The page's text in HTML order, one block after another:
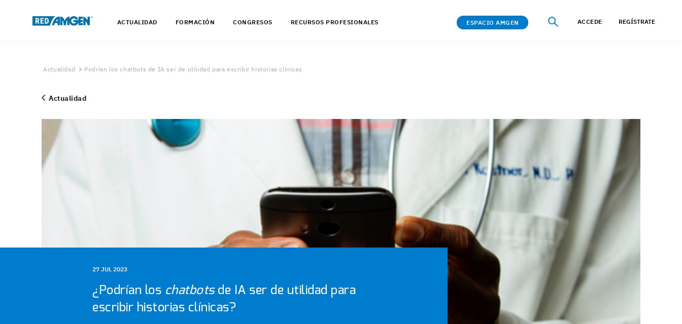
ACTUALIDAD FORMACIÓN CONGRESOS RECURSOS PROFESIONALES ESPACIO AMGEN ACCEDE REGÍSTRATE
Actualidad Podrían los chatbots de IA ser de utilidad para escribir historias clínicas
Actualidad
27 JUL 2023
¿Podrían los chatbotsde IA ser de utilidad para
escribir historias clínicas?